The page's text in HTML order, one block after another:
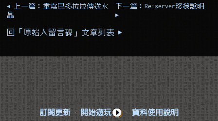
◂ 上一篇：重寫巴多拉拉傳送水
晶
下一篇：Re:server移機說明
▸
回「原始人留言碑」文章列表 ▸
訂閱更新 · 開始遊玩 · 資料使用說明